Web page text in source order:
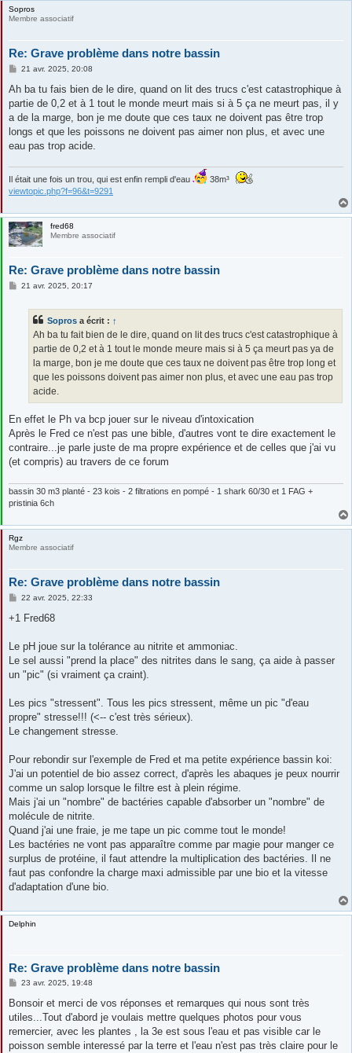
Sopros
Membre associatif
Re: Grave problème dans notre bassin
M
s
a
g
21 avr. 2025, 20:08
Ah ba tu fais bien de le dire, quand on lit des trucs c'est catastrophique à
partie de 0,2 et à 1 tout le monde meurt mais si à 5 ça ne meurt pas, il y
a de la marge, bon je me doute que ces taux ne doivent pas être trop
longs et que les poissons ne doivent pas aimer non plus, et avec une
eau pas trop acide.
Il était une fois un trou, qui est enfin rempli d'eau
38m³
viewtopic.php?f=96&t=9291
fred68
Membre associatif
Re: Grave problème dans notre bassin
M21 avr. 2025, 20:17
Sopros a écrit : ↑
Ah ba tu fait bien de le dire, quand on lit des trucs c'est catastrophique à
partie de 0,2 et à 1 tout le monde meure mais si à 5 ça meurt pas ya de
la marge, bon je me doute que ces taux ne doivent pas être trop long et
que les poissons doivent pas aimer non plus, et avec une eau pas trop
acide.
En effet le Ph va bcp jouer sur le niveau d'intoxication
Après le Fred ce n'est pas une bible, d'autres vont te dire exactement le
contraire...je parle juste de ma propre expérience et de celles que j'ai vu
(et compris) au travers de ce forum
bassin 30 m3 planté - 23 kois - 2 filtrations en pompé - 1 shark 60/30 et 1 FAG +
pristinia 6ch
Rgz
Membre associatif
Re: Grave problème dans notre bassin
M
s
g
22 avr. 2025, 22:33
+1 Fred68
Le pH joue sur la tolérance au nitrite et ammoniac.
Le sel aussi "prend la place" des nitrites dans le sang, ça aide à passer
un "pic" (si vraiment ça craint).
Les pics "stressent". Tous les pics stressent, même un pic "d'eau
propre" stresse!!! (<-- c'est très sérieux).
Le changement stresse.
Pour rebondir sur l'exemple de Fred et ma petite expérience bassin koi:
J'ai un potentiel de bio assez correct, d'après les abaques je peux nourrir
comme un salop lorsque le filtre est à plein régime.
Mais j'ai un "nombre" de bactéries capable d'absorber un "nombre" de
molécule de nitrite.
Quand j'ai une fraie, je me tape un pic comme tout le monde!
Les bactéries ne vont pas apparaître comme par magie pour manger ce
surplus de protéine, il faut attendre la multiplication des bactéries. Il ne
faut pas confondre la charge maxi admissible par une bio et la vitesse
d'adaptation d'une bio.
Delphin
Re: Grave problème dans notre bassin
M
s
a
g
23 avr. 2025, 19:48
Bonsoir et merci de vos réponses et remarques qui nous sont très
utiles...Tout d'abord je voulais mettre quelques photos pour vous
remercier, avec les plantes , la 3e est sous l'eau et pas visible car le
poisson semble interessé par la terre et l'eau n'est pas très claire pour le